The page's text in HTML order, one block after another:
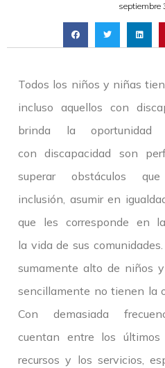
septiembre
Todos los niños y niñas
incluso aquellos con
brinda la
con discapacidad son
superar obstáculos
inclusión, asumir en
que les corresponde en
la vida de sus
sumamente alto de niños
sencillamente no tienen la
Con demasiada
cuentan entre los
recursos y los servicios,